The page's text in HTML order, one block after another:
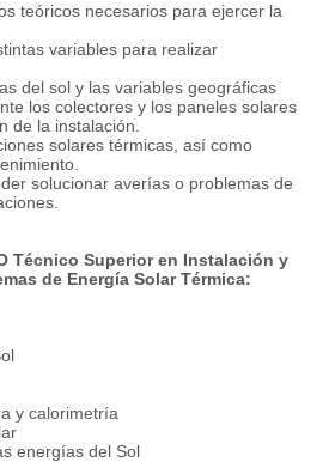
teóricos necesarios para ejercer la
variables para realizar
del sol y las variables geográficas
los colectores y los paneles solares
de la instalación.
solares térmicas, así como
solucionar averías o problemas de
Técnico Superior en Instalación y
de Energía Solar Térmica:
y calorimetría
energías del Sol